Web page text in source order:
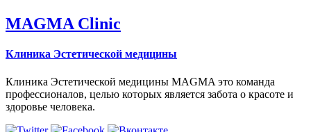
MAGMA Clinic
Клиника Эстетической медицины
Клиника Эстетической медицины MAGMA это команда
профессионалов, целью которых является забота о красоте и
здоровье человека.